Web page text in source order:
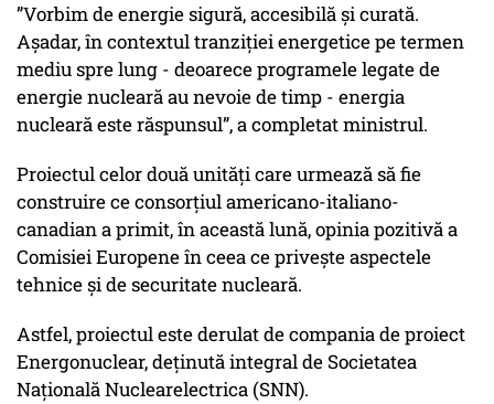
”Vorbim de energie sigură, accesibilă și curată.
Așadar, în contextul tranziției energetice pe termen
mediu spre lung - deoarece programele legate de
energie nucleară au nevoie de timp - energia
nucleară este răspunsul”, a completat ministrul.
Proiectul celor două unități care urmează să fie
construire ce consorțiul americano-italiano-
canadian a primit, în această lună, opinia pozitivă a
Comisiei Europene în ceea ce privește aspectele
tehnice și de securitate nucleară.
Astfel, proiectul este derulat de compania de proiect
Energonuclear, deținută integral de Societatea
Națională Nuclearelectrica (SNN).